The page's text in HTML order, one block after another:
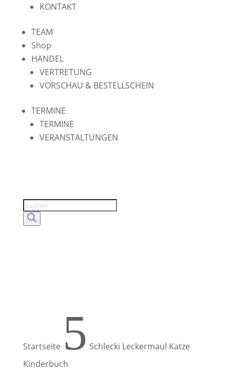
KONTAKT
TEAM
Shop
HANDEL
VERTRETUNG
VORSCHAU & BESTELLSCHEIN
TERMINE
TERMINE
VERANSTALTUNGEN
Products
search
Startseite 5 Schlecki Leckermaul Katze
Kinderbuch